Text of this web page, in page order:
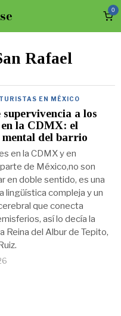
0
Rafael
EN MÉXICO
supervivencia a los
la CDMX: el
del barrio
en la CDMX y en
de México,no son
en doble sentido, es una
lingüística compleja y un
que conecta
así lo decía la
Reina del Albur de Tepito,